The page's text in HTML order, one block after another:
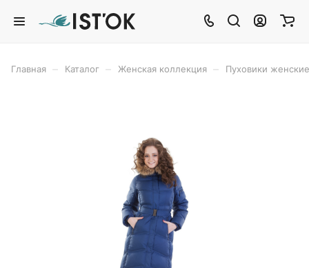
Главная Каталог Женская коллекция Пуховики женские